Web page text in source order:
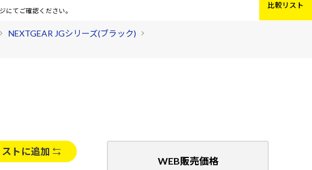
にてご確認ください。
NEXTGEAR JGシリーズ(ブラック)
トに追加
WEB販売価格
比較リスト